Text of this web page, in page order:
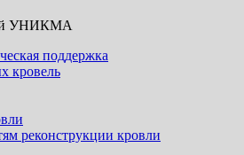
УНИКМА
поддержка
кровель
реконструкции кровли